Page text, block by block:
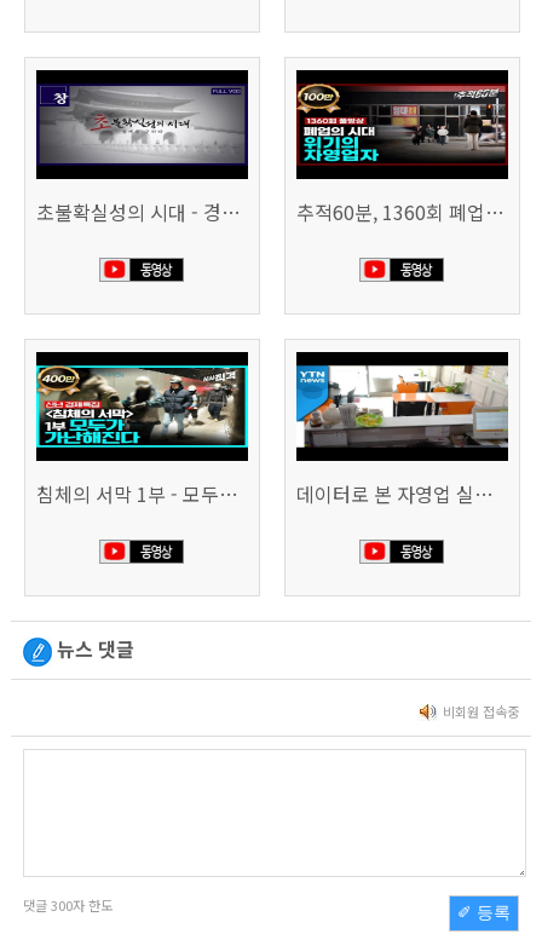
초불확실성의 시대 - 경제를 구하라 494회 (KBS 25.2.11) 추적60분, 1360회 폐업의 시대, 위기의 자영업자
침체의 서막 1부 - 모두가 가난해진다 | 시사직격 신년특집 데이터로 본 자영업 실태 - 매출 '뚝', 장수 업소도 '휘청'
뉴스 댓글
비회원 접속중
댓글300자 한도 ✐ 등록